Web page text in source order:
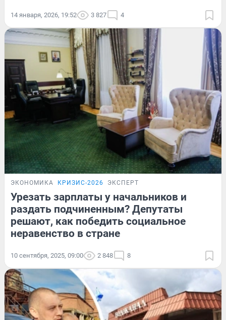
14 января, 2026, 19:52 3 827 4
ЭКОНОМИКА КРИЗИС-2026 ЭКСПЕРТ
Урезать зарплаты у начальников и
раздать подчиненным? Депутаты
решают, как победить социальное
неравенство в стране
10 сентября, 2025, 09:00 2 848 8